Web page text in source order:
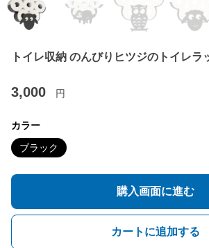
トイレ収納 のんびりヒツジのトイレラ
3,000 円
カラー
ブラック
購入画面に進む
カートに追加する